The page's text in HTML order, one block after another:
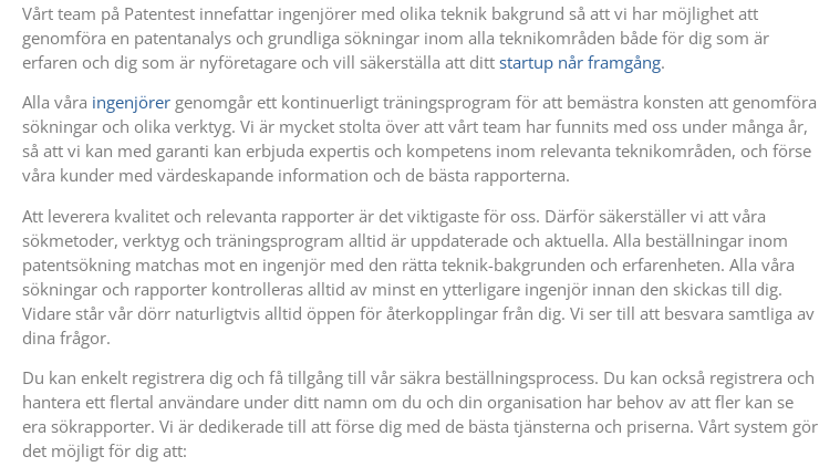
Vårt team på Patentest innefattar ingenjörer med olika teknik bakgrund så att vi har möjlighet att
genomföra en patentanalys och grundliga sökningar inom alla teknikområden både för dig som är
erfaren och dig som är nyföretagare och vill säkerställa att ditt startup når framgång.
Alla våra ingenjörer genomgår ett kontinuerligt träningsprogram för att bemästra konsten att genomföra
sökningar och olika verktyg. Vi är mycket stolta över att vårt team har funnits med oss under många år,
så att vi kan med garanti kan erbjuda expertis och kompetens inom relevanta teknikområden, och förse
våra kunder med värdeskapande information och de bästa rapporterna.
Att leverera kvalitet och relevanta rapporter är det viktigaste för oss. Därför säkerställer vi att våra
sökmetoder, verktyg och träningsprogram alltid är uppdaterade och aktuella. Alla beställningar inom
patentsökning matchas mot en ingenjör med den rätta teknik-bakgrunden och erfarenheten. Alla våra
sökningar och rapporter kontrolleras alltid av minst en ytterligare ingenjör innan den skickas till dig.
Vidare står vår dörr naturligtvis alltid öppen för återkopplingar från dig. Vi ser till att besvara samtliga av
dina frågor.
Du kan enkelt registrera dig och få tillgång till vår säkra beställningsprocess. Du kan också registrera och
hantera ett flertal användare under ditt namn om du och din organisation har behov av att fler kan se
era sökrapporter. Vi är dedikerade till att förse dig med de bästa tjänsterna och priserna. Vårt system gör
det möjligt för dig att: